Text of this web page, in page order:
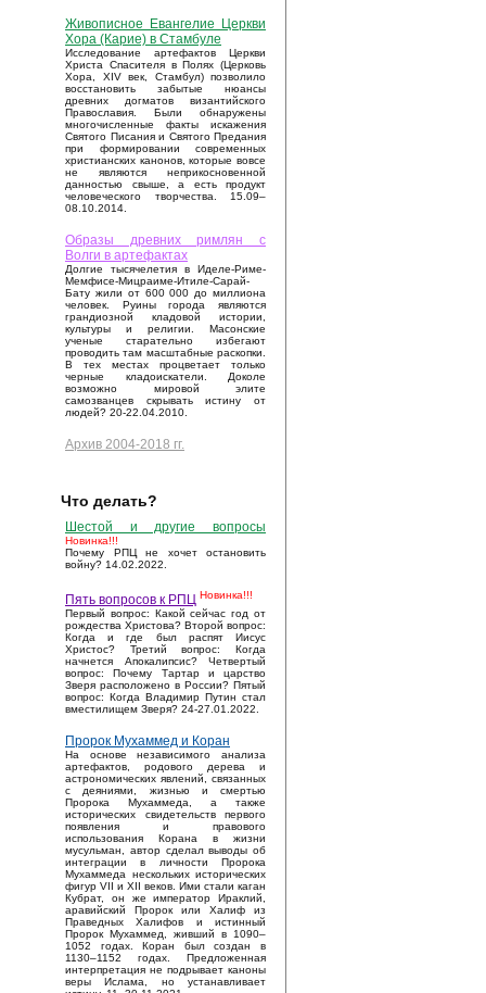
Живописное Евангелие Церкви
Хора (Карие) в Стамбуле
Исследование артефактов Церкви
Христа Спасителя в Полях (Церковь
Хора, XIV век, Стамбул) позволило
восстановить забытые нюансы
древних догматов византийского
Православия. Были обнаружены
многочисленные факты искажения
Святого Писания и Святого Предания
при формировании современных
христианских канонов, которые вовсе
не являются неприкосновенной
данностью свыше, а есть продукт
человеческого творчества. 15.09–
08.10.2014.
Образы древних римлян с
Волги в артефактах
Долгие тысячелетия в Иделе-Риме-
Мемфисе-Мицраиме-Итиле-Сарай-
Бату жили от 600 000 до миллиона
человек. Руины города являются
грандиозной кладовой истории,
культуры и религии. Масонские
ученые старательно избегают
проводить там масштабные раскопки.
В тех местах процветает только
черные кладоискатели. Доколе
возможно мировой элите
самозванцев скрывать истину от
людей? 20-22.04.2010.
Архив 2004-2018 гг.
Что делать?
Шестой и другие вопросы
Новинка!!!
Почему РПЦ не хочет остановить
войну? 14.02.2022.
Пять вопросов к РПЦ Новинка!!!
Первый вопрос: Какой сейчас год от
рождества Христова? Второй вопрос:
Когда и где был распят Иисус
Христос? Третий вопрос: Когда
начнется Апокалипсис? Четвертый
вопрос: Почему Тартар и царство
Зверя расположено в России? Пятый
вопрос: Когда Владимир Путин стал
вместилищем Зверя? 24-27.01.2022.
Пророк Мухаммед и Коран
На основе независимого анализа
артефактов, родового дерева и
астрономических явлений, связанных
с деяниями, жизнью и смертью
Пророка Мухаммеда, а также
исторических свидетельств первого
появления и правового
использования Корана в жизни
мусульман, автор сделал выводы об
интеграции в личности Пророка
Мухаммеда нескольких исторических
фигур VII и XII веков. Ими стали каган
Кубрат, он же император Ираклий,
аравийский Пророк или Халиф из
Праведных Халифов и истинный
Пророк Мухаммед, живший в 1090–
1052 годах. Коран был создан в
1130–1152 годах. Предложенная
интерпретация не подрывает каноны
веры Ислама, но устанавливает